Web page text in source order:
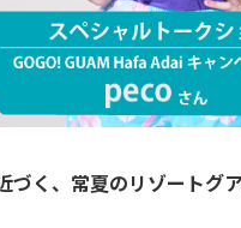
く、常夏のリゾートグア